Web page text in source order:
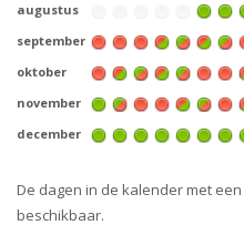
augustus
september
oktober
november
december
De dagen in de kalender met
beschikbaar.